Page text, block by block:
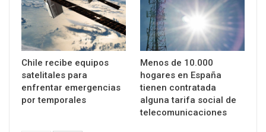
Chile recibe equipos
satelitales para
enfrentar emergencias
por temporales
Menos de 10.000
hogares en España
tienen contratada
alguna tarifa social de
telecomunicaciones